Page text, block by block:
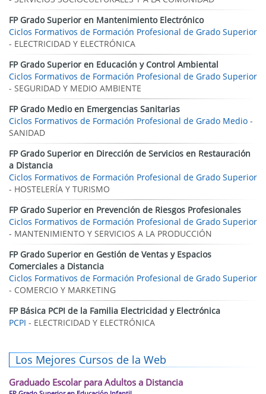
FP Grado Superior en Mantenimiento Electrónico
Ciclos Formativos de Formación Profesional de Grado Superior
- ELECTRICIDAD Y ELECTRÓNICA
FP Grado Superior en Educación y Control Ambiental
Ciclos Formativos de Formación Profesional de Grado Superior
- SEGURIDAD Y MEDIO AMBIENTE
FP Grado Medio en Emergencias Sanitarias
Ciclos Formativos de Formación Profesional de Grado Medio -
SANIDAD
FP Grado Superior en Dirección de Servicios en Restauración
a Distancia
Ciclos Formativos de Formación Profesional de Grado Superior
- HOSTELERÍA Y TURISMO
FP Grado Superior en Prevención de Riesgos Profesionales
Ciclos Formativos de Formación Profesional de Grado Superior
- MANTENIMIENTO Y SERVICIOS A LA PRODUCCIÓN
FP Grado Superior en Gestión de Ventas y Espacios
Comerciales a Distancia
Ciclos Formativos de Formación Profesional de Grado Superior
- COMERCIO Y MARKETING
FP Básica PCPI de la Familia Electricidad y Electrónica
PCPI - ELECTRICIDAD Y ELECTRÓNICA
Los Mejores Cursos de la Web
Graduado Escolar para Adultos a Distancia